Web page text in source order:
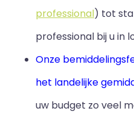
professional) tot
professional bij u in
Onze
het landelijke
uw budget zo veel